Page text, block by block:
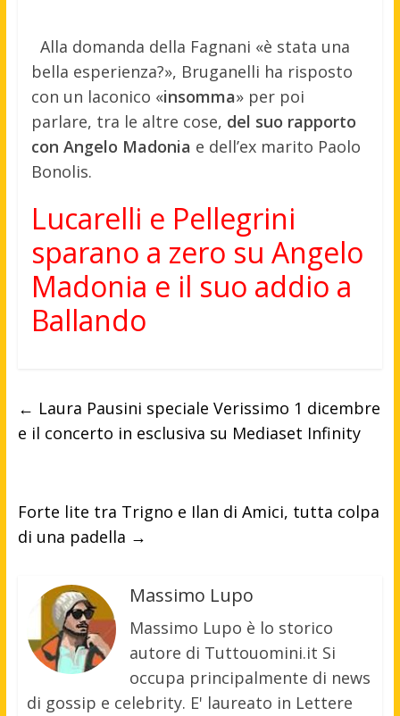
Alla domanda della Fagnani «è stata una
bella esperienza?», Bruganelli ha risposto
con un laconico «insomma» per poi
parlare, tra le altre cose, del suo rapporto
con Angelo Madonia e dell’ex marito Paolo
Bonolis.
Lucarelli e Pellegrini
sparano a zero su Angelo
Madonia e il suo addio a
Ballando
← Laura Pausini speciale Verissimo 1 dicembre
e il concerto in esclusiva su Mediaset Infinity
Forte lite tra Trigno e Ilan di Amici, tutta colpa
di una padella →
Massimo Lupo
Massimo Lupo è lo storico
autore di Tuttouomini.it Si
occupa principalmente di news
di gossip e celebrity. E' laureato in Lettere